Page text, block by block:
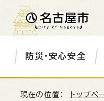
防災・安心安全
現在の位置： トップペ